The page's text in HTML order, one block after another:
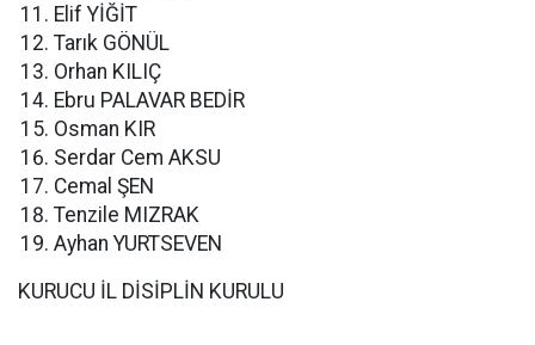
Elif YİĞİT
Tarık GÖNÜL
Orhan KILIÇ
Ebru PALAVAR BEDİR
Osman KIR
Serdar Cem AKSU
Cemal ŞEN
Tenzile MIZRAK
Ayhan YURTSEVEN
KURUCU İL DİSİPLİN KURULU